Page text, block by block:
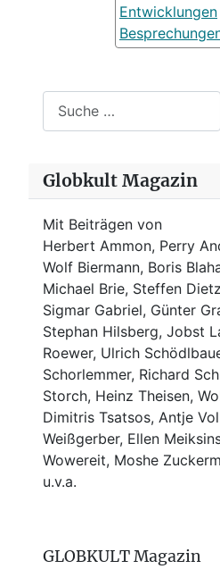
Entwicklungen
Globkult Magazin
Mit Beiträgen von
Herbert Ammon, Perry
Wolf Biermann, Boris
Michael Brie, Steffen
Sigmar Gabriel, Günter
Stephan Hilsberg, Jobst
Roewer, Ulrich
Schorlemmer, Richard
Storch, Heinz Theisen,
Dimitris Tsatsos, Antje
Weißgerber, Ellen
Wowereit, Moshe
u.v.a.
GLOBKULT Magazin